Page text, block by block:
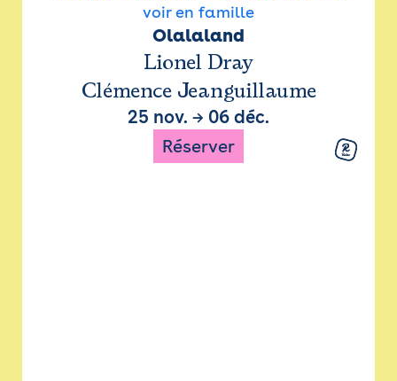
voir en famille
Olalaland
Lionel Dray
Clémence Jeanguillaume
25 nov. → 06 déc.
Réserver